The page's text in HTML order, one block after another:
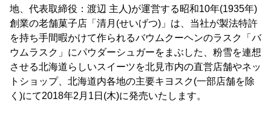
地、代表取締役：渡辺 主人)が運営する昭和10年(1935年)
創業の老舗菓子店「清月(せいげつ)」は、当社が製法特許
を持ち手間暇かけて作られるバウムクーヘンのラスク「バ
ウムラスク」にパウダーシュガーをまぶした、粉雪を連想
させる北海道らしいスイーツを北見市内の直営店舗やネッ
トショップ、北海道内各地の主要キヨスク(一部店舗を除
く)にて2018年2月1日(木)に発売いたします。